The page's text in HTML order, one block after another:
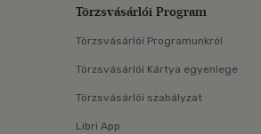
Törzsvásárlói Program
Törzsvásárlói Programunkról
Törzsvásárlói Kártya egyenlege
Törzsvásárlói szabályzat
Libri App